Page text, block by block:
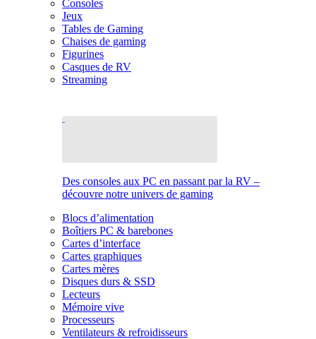
Consoles
Jeux
Tables de Gaming
Chaises de gaming
Figurines
Casques de RV
Streaming
Des consoles aux PC en passant par la RV –
découvre notre univers de gaming
Blocs d’alimentation
Boîtiers PC & barebones
Cartes d’interface
Cartes graphiques
Cartes mères
Disques durs & SSD
Lecteurs
Mémoire vive
Processeurs
Ventilateurs & refroidisseurs